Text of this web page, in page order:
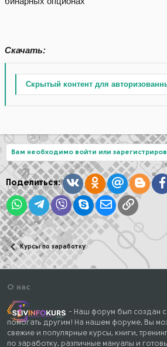
Скачать:
Скрытый контент для
Вам необходимо войти или
Поделиться: ВконтактеОдноклассники
Mail.ru
WhatsAppTelegram
ViberSkypeЭлектронная
Ссылка
Курсы по заработку
О нас
- Наш форум был создан
помогать другим! На нашем форуме, Вы
свежие и популярные курсы, книги,
по заработку, различные мануалы и